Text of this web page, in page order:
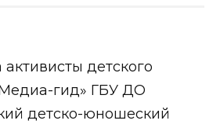
детского
гид» ГБУ ДО
детско-юношеский